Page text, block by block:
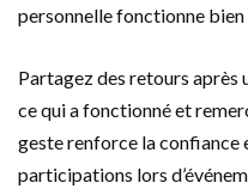
personnelle fonctionne bien
Partagez des retours
ce qui a fonctionné et
geste renforce la confiance
participations lors